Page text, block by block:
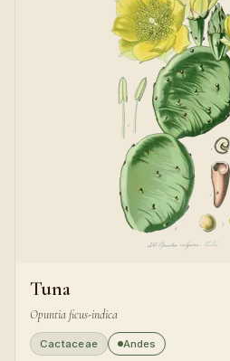
Tuna
Opuntia ficus-indica
Cactaceae Andes